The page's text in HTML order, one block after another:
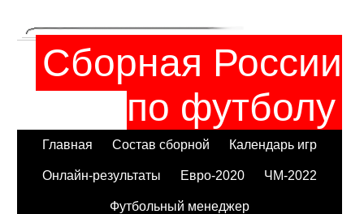
Сборная России
по футболу
Главная Состав сборной Календарь игр
Онлайн-результаты Евро-2020 ЧМ-2022
Футбольный менеджер